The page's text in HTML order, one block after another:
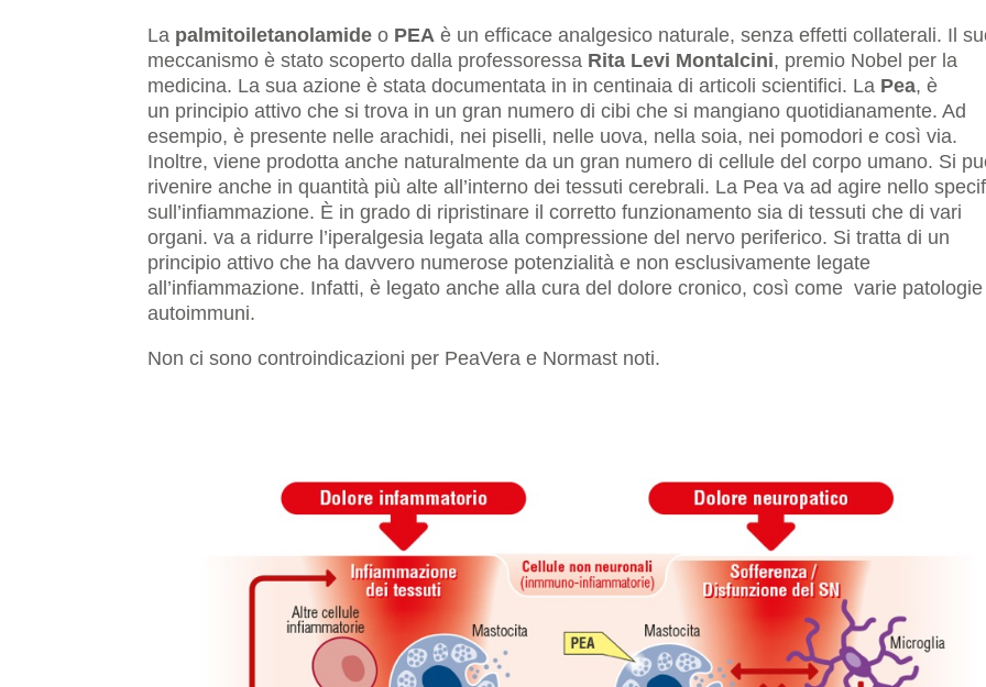
La palmitoiletanolamide o PEA è un efficace analgesico naturale, senza effetti collaterali. Il
meccanismo è stato scoperto dalla professoressa Rita Levi Montalcini, premio Nobel per la
medicina. La sua azione è stata documentata in in centinaia di articoli scientifici. La Pea, è
un principio attivo che si trova in un gran numero di cibi che si mangiano quotidianamente. Ad
esempio, è presente nelle arachidi, nei piselli, nelle uova, nella soia, nei pomodori e così via.
Inoltre, viene prodotta anche naturalmente da un gran numero di cellule del corpo umano. Si
rivenire anche in quantità più alte all’interno dei tessuti cerebrali. La Pea va ad agire nello
sull’infiammazione. È in grado di ripristinare il corretto funzionamento sia di tessuti che di vari
organi. va a ridurre l’iperalgesia legata alla compressione del nervo periferico. Si tratta di un
principio attivo che ha davvero numerose potenzialità e non esclusivamente legate
all’infiammazione. Infatti, è legato anche alla cura del dolore cronico, così come varie patologie
autoimmuni.
Non ci sono controindicazioni per PeaVera e Normast noti.